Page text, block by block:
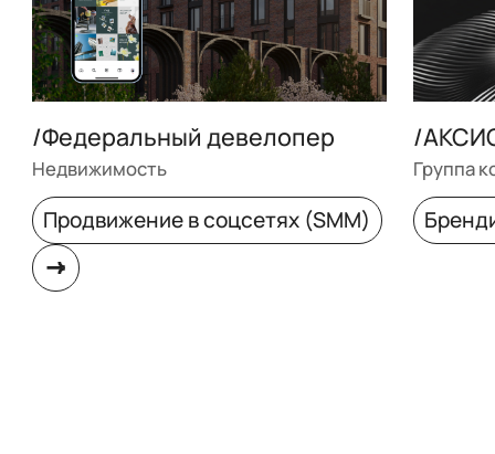
/Федеральный девелопер
Недвижимость
Продвижение в соцсетях (SMM)
/
Группа